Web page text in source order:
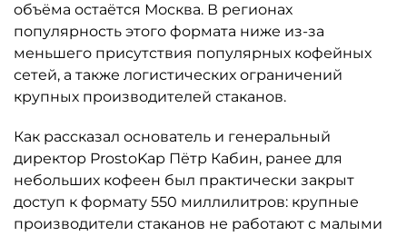
объёма остаётся Москва. В регионах
популярность этого формата ниже из-за
меньшего присутствия популярных кофейных
сетей, а также логистических ограничений
крупных производителей стаканов.
Как рассказал основатель и генеральный
директор ProstoKap Пётр Кабин, ранее для
небольших кофеен был практически закрыт
доступ к формату 550 миллилитров: крупные
производители стаканов не работают с малыми